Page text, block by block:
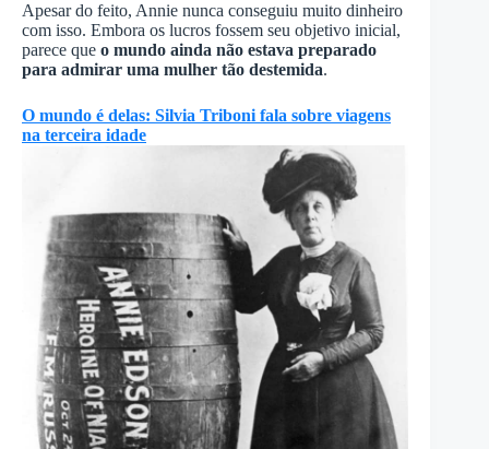
Apesar do feito, Annie nunca conseguiu muito dinheiro
com isso. Embora os lucros fossem seu objetivo inicial,
parece que o mundo ainda não estava preparado
para admirar uma mulher tão destemida.
O mundo é delas: Silvia Triboni fala sobre viagens
na terceira idade